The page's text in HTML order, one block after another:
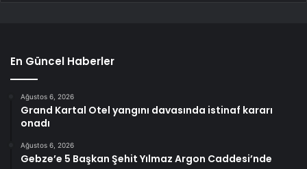
En Güncel Haberler
Ağustos 6, 2026
Grand Kartal Otel yangını davasında istinaf kararı
onadı
Ağustos 6, 2026
Gebze’e 5 Başkan Şehit Yılmaz Argon Caddesi’nde